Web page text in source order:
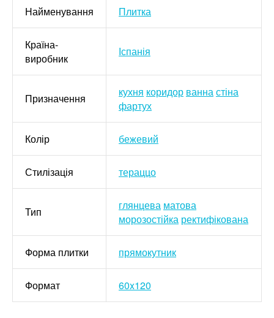
Найменування Плитка
Країна-
виробник
Іспанія
Призначення кухня коридор ваннастіна
фартух
Колір бежевий
Стилізація тераццо
Тип глянцева матова
морозостійка ректифікована
Форма плитки прямокутник
Формат 60x120